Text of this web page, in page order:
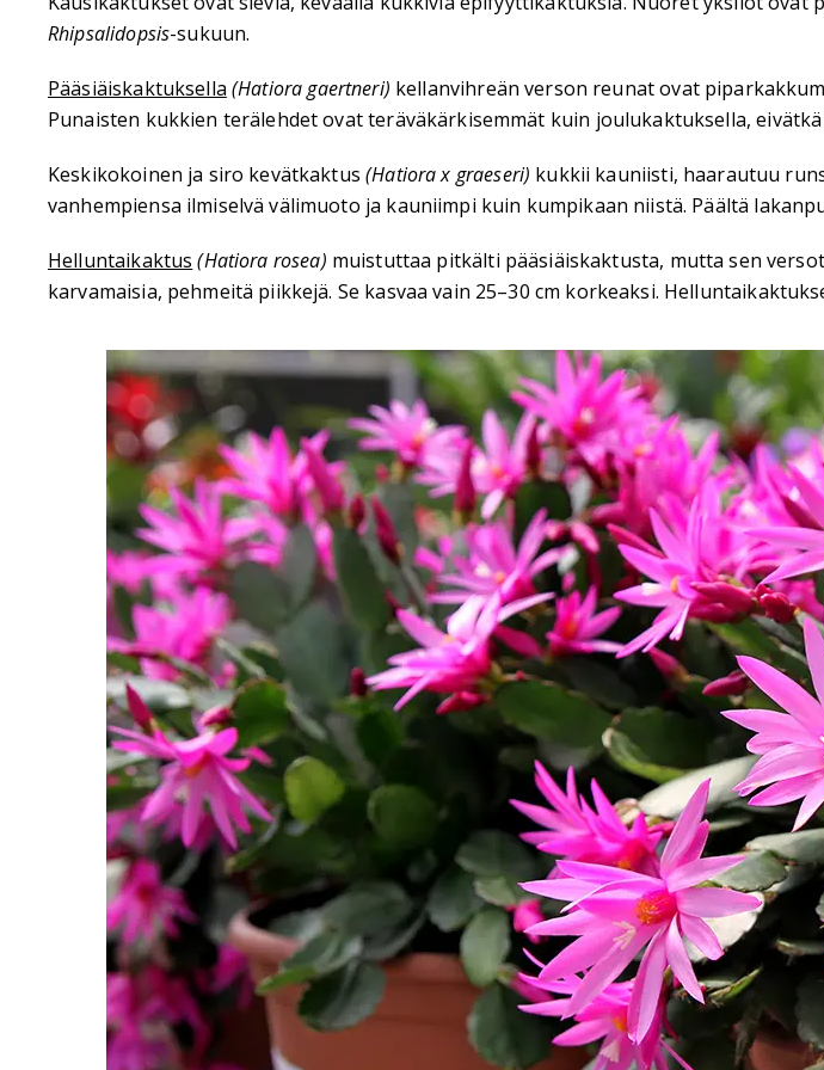
Rhipsalidopsis-sukuun.
Pääsiäiskaktuksella (Hatiora gaertneri) kellanvihreän verson reunat ovat
Punaisten kukkien terälehdet ovat teräväkärkisemmät kuin joulukaktuksella,
Keskikokoinen ja siro kevätkaktus(Hatiora x graeseri) kukkii kauniisti, haarautuu
vanhempiensa ilmiselvä välimuoto ja kauniimpi kuin kumpikaan niistä. Päältä
Helluntaikaktus (Hatiora rosea) muistuttaa pitkälti pääsiäiskaktusta, mutta sen
karvamaisia, pehmeitä piikkejä. Se kasvaa vain 25–30 cm korkeaksi.